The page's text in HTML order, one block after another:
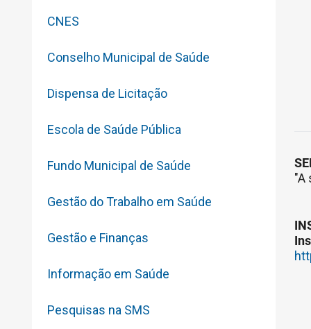
CNES
Conselho Municipal de Saúde
Dispensa de Licitação
Escola de Saúde Pública
Fundo Municipal de Saúde
Gestão do Trabalho em Saúde
Gestão e Finanças
Informação em Saúde
Pesquisas na SMS
"A